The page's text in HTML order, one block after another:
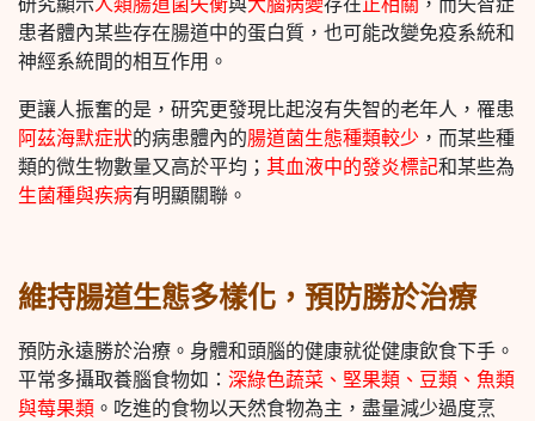
患者體內某些存在腸道中的蛋白質，也可能改變免疫系統和
神經系統間的相互作用。
更讓人振奮的是，研究更發現比起沒有失智的老年人，罹患
阿茲海默症狀的病患體內的腸道菌生態種類較少 ，而某些種
類的微生物數量又高於平均； 其血液中的發炎標記和某些為
生菌種與疾病有明顯關聯。
維持腸道生態多樣化，預防勝於治療
預防永遠勝於治療。身體和頭腦的健康就從健康飲食下手。
平常多攝取養腦食物如： 深綠色蔬菜、堅果類、豆類、魚類
與莓果類 。吃進的食物以天然食物為主，盡量減少過度烹